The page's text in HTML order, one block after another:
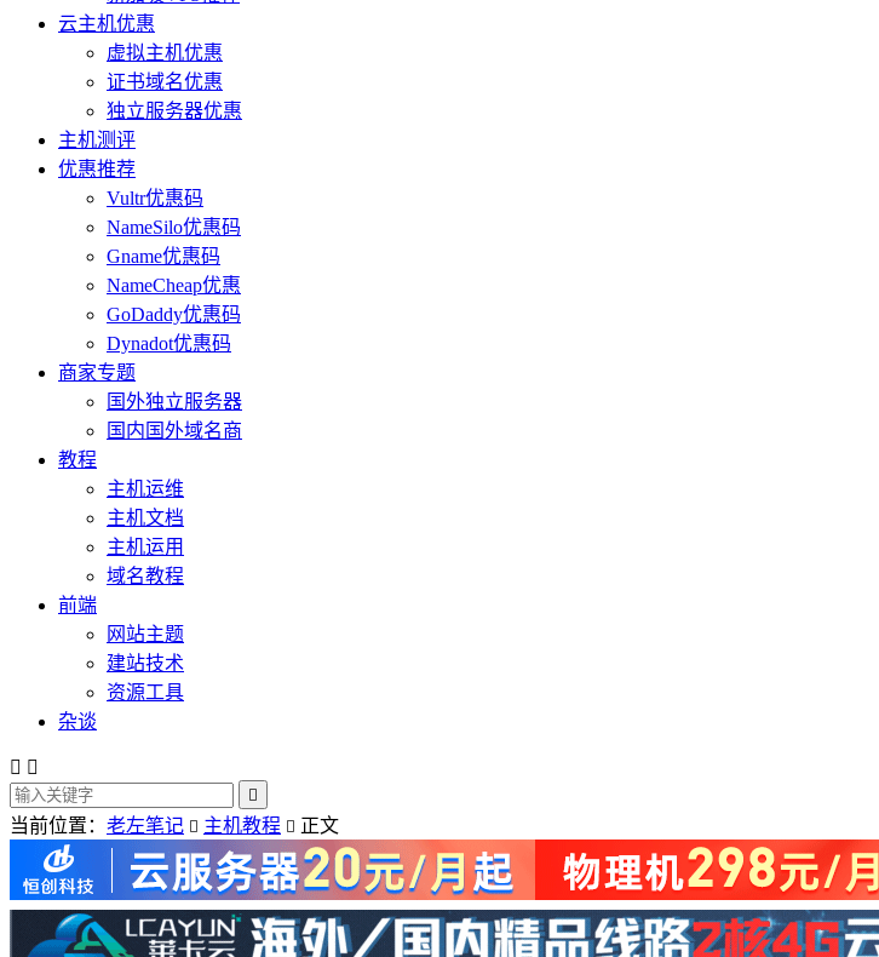
云主机优惠
虚拟主机优惠
证书域名优惠
独立服务器优惠
主机测评
优惠推荐
Vultr优惠码
NameSilo优惠码
Gname优惠码
NameCheap优惠
GoDaddy优惠码
Dynadot优惠码
商家专题
国外独立服务器
国内国外域名商
教程
主机运维
主机文档
主机运用
域名教程
前端
网站主题
建站技术
资源工具
杂谈
 

当前位置： 老左笔记  主机教程  正文